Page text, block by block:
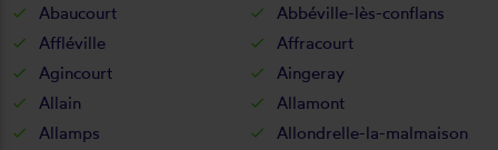
Abaucourt
Abbéville-lès-conflans
Affléville
Affracourt
Agincourt
Aingeray
Allain
Allamont
Allamps
Allondrelle-la-malmaison